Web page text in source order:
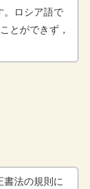
。ロシア語で
とができず，
書法の規則に